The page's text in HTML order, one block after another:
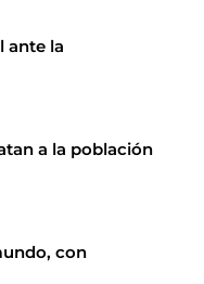
ante la
a la población
con